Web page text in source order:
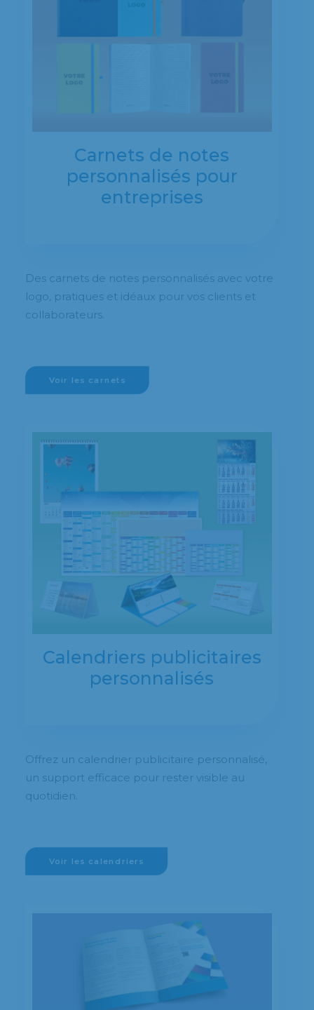
Carnets de notes
personnalisés pour
entreprises
Des carnets de notes personnalisés avec votre
logo, pratiques et idéaux pour vos clients et
collaborateurs.
Voir les carnets
Calendriers publicitaires
personnalisés
Offrez un calendrier publicitaire personnalisé,
un support efficace pour rester visible au
quotidien.
Voir les calendriers